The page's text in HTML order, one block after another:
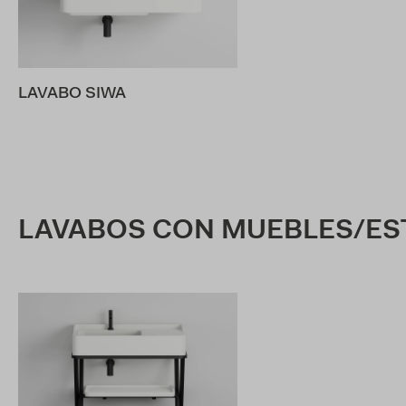
LAVABO SIWA
LAVABOS CON MUEBLES/